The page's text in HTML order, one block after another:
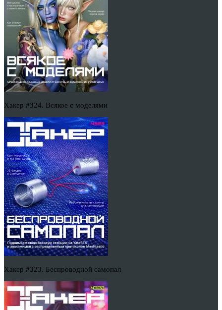
Хакер #324. Всякое с моделями
Хакер #323. Беспроводной самопал